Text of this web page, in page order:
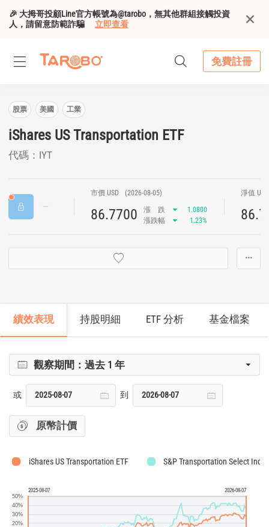
🎉 大拇哥投顧Line官方帳號為@tarobo，無其他群組接觸投資
人，請留意防範詐騙
立即查看
免費註冊
股票 美國 工業
iShares US Transportation ETF
代碼：IYT
市價 USD (2026-08-05)
86.7700 漲 跌
1.0800
漲跌幅
1.23%
淨值
···
績效表現 持股明細 ETF 分析 基金檔案
觀察期間：過去 1 年
或 到
原幣計價
iShares US Transportation ETF S&P Transportation Select
2025-08-07 2026-08-07
20%
30%
40%
50%